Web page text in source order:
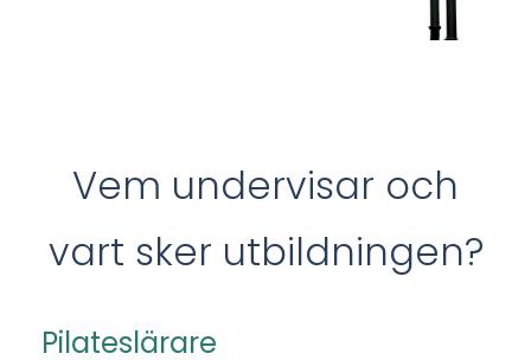
Vem undervisar och
vart sker utbildningen?
Pilateslärare